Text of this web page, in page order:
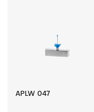
APLW 047